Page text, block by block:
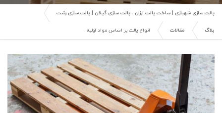
پالت سازی شهبازی | ساخت پالت ارزان ، پالت سازی گیلان | پالت سازی رشت
بلاگ مقالات انواع پالت بر اساس مواد اولیه